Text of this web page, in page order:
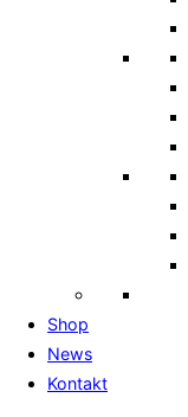
Shop
News
Kontakt